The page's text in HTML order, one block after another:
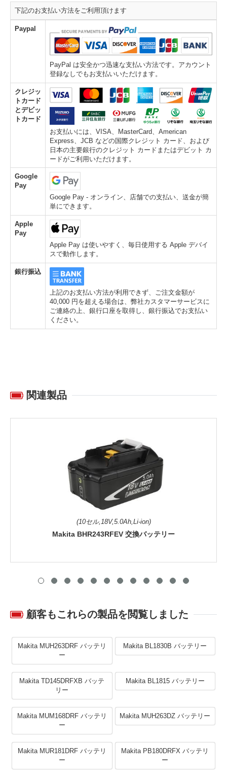
下記のお支払い方法をご利用頂けます
Paypal
PayPal は安全かつ迅速な支払い方法です。アカウント
登録なしでもお支払いいただけます。
クレジッ
トカード
とデビッ
トカード
お支払いには、VISA、MasterCard、American
Express、JCB などの国際クレジット カード、および
日本の主要銀行のクレジット カードまたはデビット カ
ードがご利用いただけます。
Google
Pay
Google Pay - オンライン、店舗での支払い、送金が簡
単にできます。
Apple
Pay
Apple Pay は使いやすく、毎日使用する Apple デバイ
スで動作します。
銀行振込
上記のお支払い方法が利用できず、ご注文金額が
40,000 円を超える場合は、弊社カスタマーサービスに
ご連絡の上、銀行口座を取得し、銀行振込でお支払い
ください。
関連製品
(10セル,18V,5.0Ah,Li-ion)
Makita BHR243RFEV 交換バッテリー
顧客もこれらの製品を閲覧しました
Makita MUH263DRF バッテリ
ー
Makita BL1830B バッテリー
Makita TD145DRFXB バッテ
リー
Makita BL1815 バッテリー
Makita MUM168DRF バッテリ
ー
Makita MUH263DZ バッテリー
Makita MUR181DRF バッテリ
ー
Makita PB180DRFX バッテリ
ー